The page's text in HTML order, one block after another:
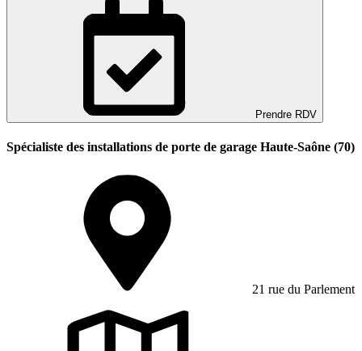
Prendre RDV
Spécialiste des installations de porte de garage Haute-Saône (70)
21 rue du Parlement